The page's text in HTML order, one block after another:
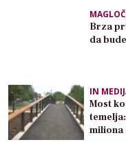
Brza
da
IN
Most
miliona